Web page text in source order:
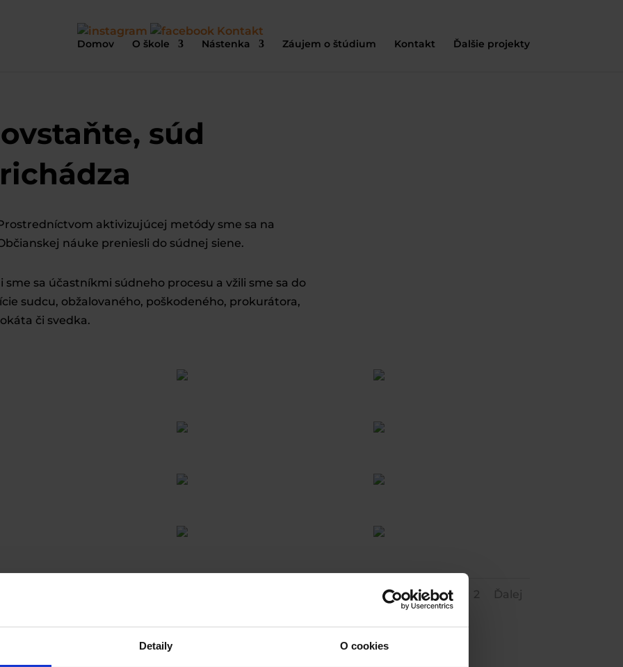
Detaily O cookies
Kontakt
Domov O škole Nástenka Záujem o štúdium Kontakt Ďalšie projekty
súd
aktivizujúcej metódy sme sa na
náuke preniesli do súdnej siene.
sme sa účastníkmi súdneho procesu a vžili sme sa do
sudcu, obžalovaného, poškodeného, prokurátora,
či svedka.
2 Ďalej